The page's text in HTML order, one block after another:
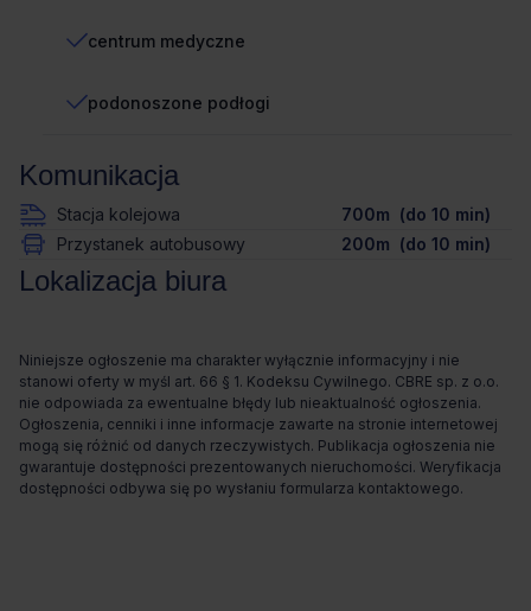
centrum medyczne
podonoszone podłogi
Komunikacja
Stacja kolejowa
700m (do 10 min)
Przystanek autobusowy
200m (do 10 min)
Lokalizacja biura
Niniejsze ogłoszenie ma charakter wyłącznie informacyjny i nie
stanowi oferty w myśl art. 66 § 1. Kodeksu Cywilnego. CBRE sp. z o.o.
nie odpowiada za ewentualne błędy lub nieaktualność ogłoszenia.
Ogłoszenia, cenniki i inne informacje zawarte na stronie internetowej
mogą się różnić od danych rzeczywistych. Publikacja ogłoszenia nie
gwarantuje dostępności prezentowanych nieruchomości. Weryfikacja
dostępności odbywa się po wysłaniu formularza kontaktowego.